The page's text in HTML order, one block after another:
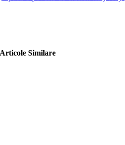
Articole Similare